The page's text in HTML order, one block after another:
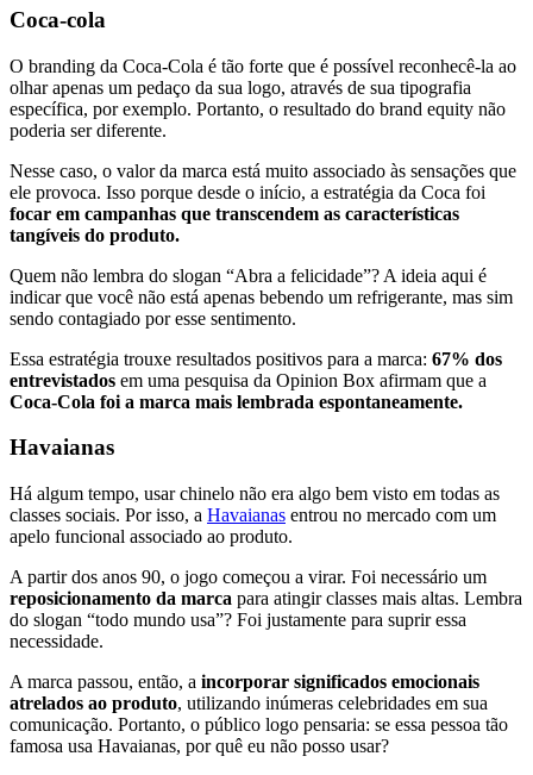
Coca-cola
O branding da Coca-Cola é tão forte que é possível reconhecê-la ao
olhar apenas um pedaço da sua logo, através de sua tipografia
específica, por exemplo. Portanto, o resultado do brand equity não
poderia ser diferente.
Nesse caso, o valor da marca está muito associado às sensações que
ele provoca. Isso porque desde o início, a estratégia da Coca foi
focar em campanhas que transcendem as características
tangíveis do produto.
Quem não lembra do slogan “Abra a felicidade”? A ideia aqui é
indicar que você não está apenas bebendo um refrigerante, mas sim
sendo contagiado por esse sentimento.
Essa estratégia trouxe resultados positivos para a marca: 67% dos
entrevistados em uma pesquisa da Opinion Box afirmam que a
Coca-Cola foi a marca mais lembrada espontaneamente.
Havaianas
Há algum tempo, usar chinelo não era algo bem visto em todas as
classes sociais. Por isso, a Havaianas entrou no mercado com um
apelo funcional associado ao produto.
A partir dos anos 90, o jogo começou a virar. Foi necessário um
reposicionamento da marca para atingir classes mais altas. Lembra
do slogan “todo mundo usa”? Foi justamente para suprir essa
necessidade.
A marca passou, então, a incorporar significados emocionais
atrelados ao produto, utilizando inúmeras celebridades em sua
comunicação. Portanto, o público logo pensaria: se essa pessoa tão
famosa usa Havaianas, por quê eu não posso usar?